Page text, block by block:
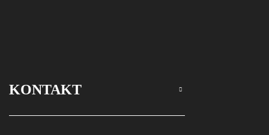
KONTAKT